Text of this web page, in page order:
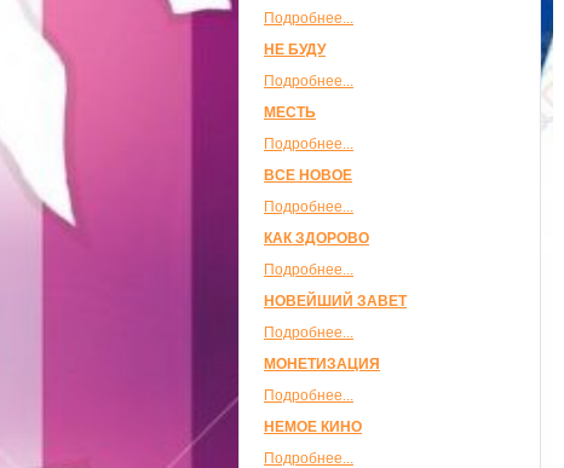
Подробнее...
НЕ БУДУ
Подробнее...
МЕСТЬ
Подробнее...
ВСЕ НОВОЕ
Подробнее...
КАК ЗДОРОВО
Подробнее...
НОВЕЙШИЙ ЗАВЕТ
Подробнее...
МОНЕТИЗАЦИЯ
Подробнее...
НЕМОЕ КИНО
Подробнее...